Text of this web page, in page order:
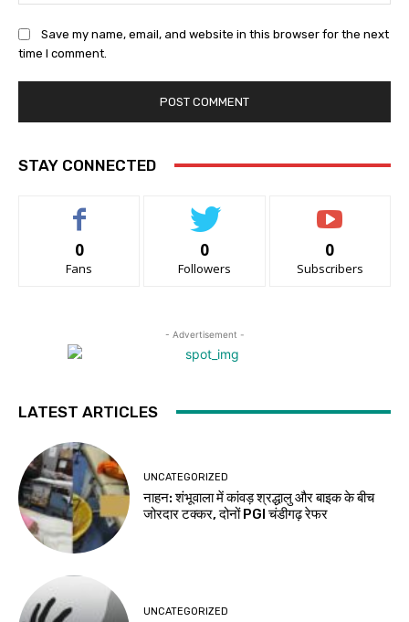
Save my name, email, and website in this browser for the next
time I comment.
STAY CONNECTED
0
Fans
0
Followers
0
Subscribers
- Advertisement -
LATEST ARTICLES
UNCATEGORIZED
नाहन: शंभूवाला में कांवड़ श्रद्धालु और बाइक के बीच
जोरदार टक्कर, दोनों PGI चंडीगढ़ रेफर
UNCATEGORIZED